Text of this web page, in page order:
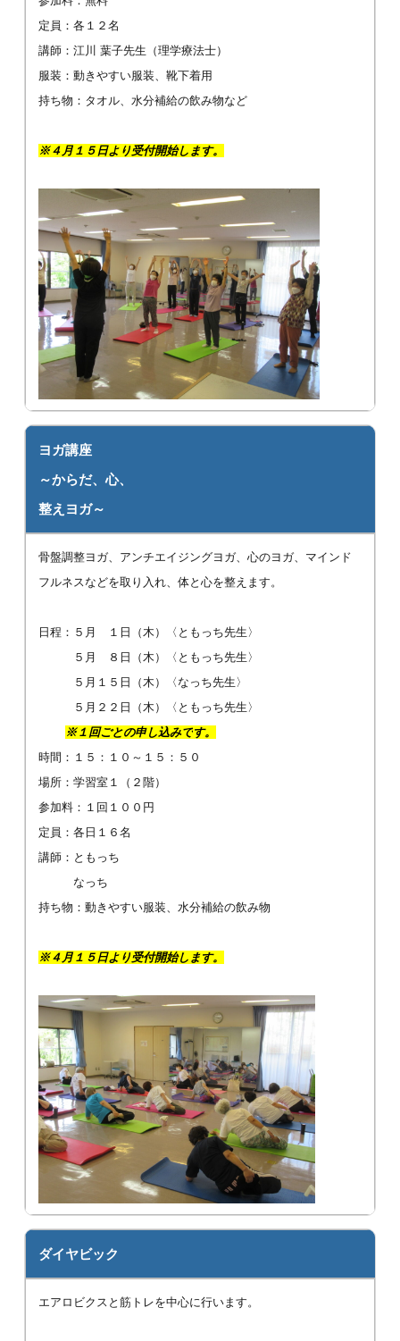
定員：各１２名
講師：江川 葉子先生（理学療法士）
服装：動きやすい服装、靴下着用
持ち物：タオル、水分補給の飲み物など
※４月１５日より受付開始します。
ヨガ講座
～からだ、心、
整えヨガ～
骨盤調整ヨガ、アンチエイジングヨガ、心のヨガ、マインド
フルネスなどを取り入れ、体と心を整えます。
日程：５月 １日（木）〈ともっち先生〉
５月 ８日（木）〈ともっち先生〉
５月１５日（木）〈なっち先生〉
５月２２日（木）〈ともっち先生〉
※１回ごとの申し込みです。
時間：１５：１０～１５：５０
場所：学習室１（２階）
参加料：１回１００円
定員：各日１６名
講師：ともっち
なっち
持ち物：動きやすい服装、水分補給の飲み物
※４月１５日より受付開始します。
ダイヤビック
エアロビクスと筋トレを中心に行います。